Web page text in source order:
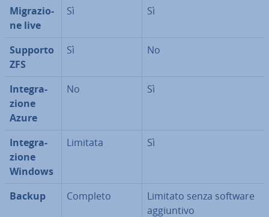
Mi­gra­zio­
ne live
Sì Sì
Supporto
ZFS
Sì No
In­te­gra­
zio­ne
Azure
No Sì
In­te­gra­
zio­ne
Windows
Limitata Sì
Backup Completo
Limitato senza software
ag­giun­ti­vo